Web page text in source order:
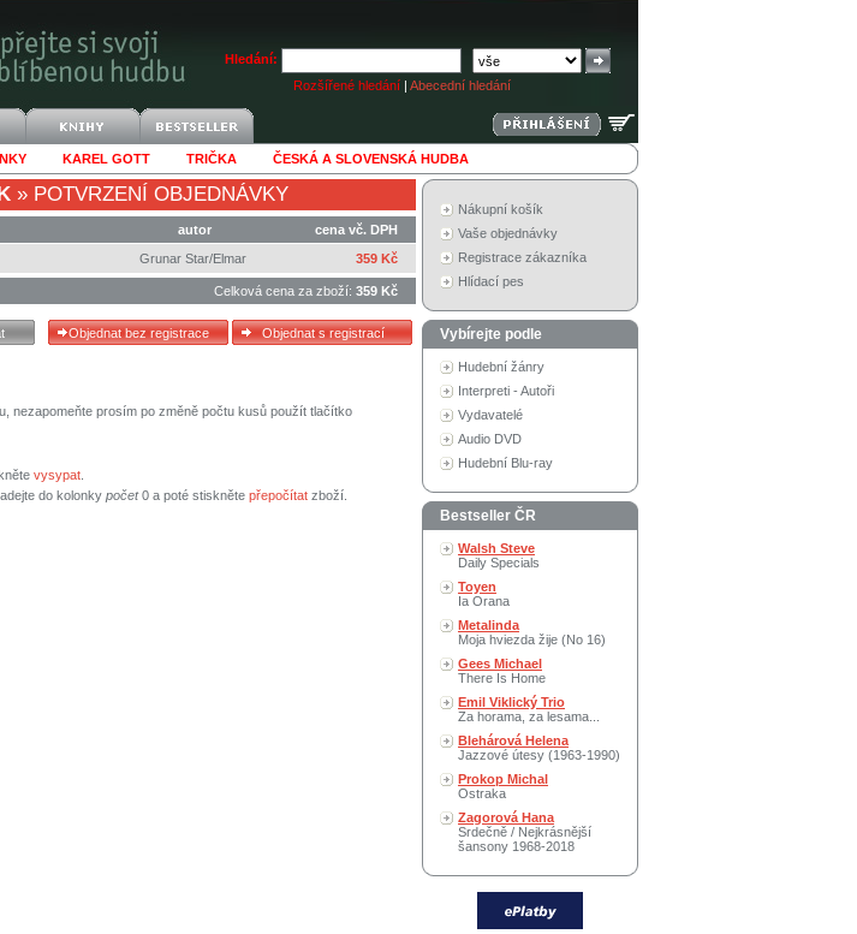
Hledání:
Rozšířené hledání | Abecední hledání
KAREL GOTT TRIČKA ČESKÁ A SLOVENSKÁ HUDBA
» POTVRZENÍ OBJEDNÁVKY
autor
cena vč. DPH
Grunar Star/Elmar 359 Kč
Celková cena za zboží: 359 Kč
nezapomeňte prosím po změně počtu kusů použít tlačítko
vysypat
do kolonky počet0 a poté stiskněte přepočítat zboží.
Nákupní košík
Vaše objednávky
Registrace zákazníka
Hlídací pes
Vybírejte podle
Hudební žánry
Interpreti - Autoři
Vydavatelé
Audio DVD
Hudební Blu-ray
Bestseller ČR
Walsh Steve
Daily Specials
Toyen
Ia Orana
Metalinda
Moja hviezda žije (No 16)
Gees Michael
There Is Home
Emil Viklický Trio
Za horama, za lesama...
Blehárová Helena
Jazzové útesy (1963-1990)
Prokop Michal
Ostraka
Zagorová Hana
Srdečně / Nejkrásnější
šansony 1968-2018